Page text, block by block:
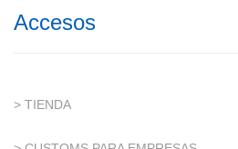
Accesos
> TIENDA